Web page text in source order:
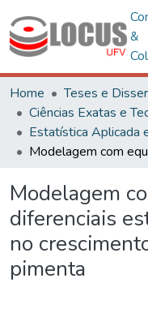
&
Home
Teses e
Modelagem
diferenciais
no
pimenta